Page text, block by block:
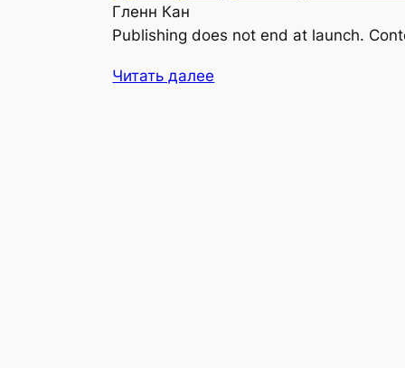
Гленн Кан
Publishing does not end at launch.
Читать далее